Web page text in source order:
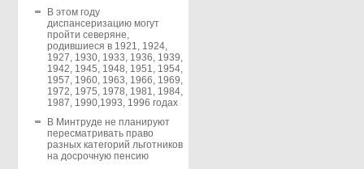
В этом году
диспансеризацию могут
пройти северяне,
родившиеся в 1921, 1924,
1927, 1930, 1933, 1936, 1939,
1942, 1945, 1948, 1951, 1954,
1957, 1960, 1963, 1966, 1969,
1972, 1975, 1978, 1981, 1984,
1987, 1990,1993, 1996 годах
В Минтруде не планируют
пересматривать право
разных категорий льготников
на досрочную пенсию